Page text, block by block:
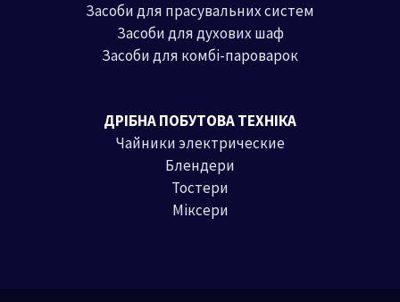
Засоби для прасувальних систем
Засоби для духових шаф
Засоби для комбі-пароварок
ДРІБНА ПОБУТОВА ТЕХНІКА
Чайники электрические
Блендери
Тостери
Міксери